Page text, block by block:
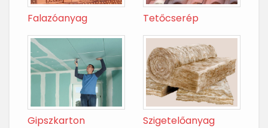
Falazóanyag Tetőcserép
Gipszkarton Szigetelőanyag